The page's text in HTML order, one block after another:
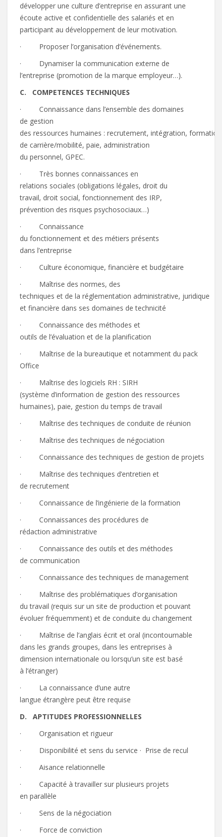
développer une culture d’entreprise en assurant une
écoute active et confidentielle des salariés et en
participant au développement de leur motivation.
· Proposer l’organisation d’événements.
· Dynamiser la communication externe de
l’entreprise (promotion de la marque employeur…).
C.
COMPETENCES TECHNIQUES
· Connaissance dans l’ensemble des domaines
de gestion
des ressources humaines : recrutement, intégration,
de carrière/mobilité, paie, administration
du personnel, GPEC.
· Très bonnes connaissances en
relations sociales (obligations légales, droit du
travail, droit social, fonctionnement des IRP,
prévention des risques psychosociaux…)
· Connaissance
du fonctionnement et des métiers présents
dans l’entreprise
· Culture économique, financière et budgétaire
· Maîtrise des normes, des
techniques et de la réglementation administrative, juridique
et financière dans ses domaines de technicité
· Connaissance des méthodes et
outils de l’évaluation et de la planification
· Maîtrise de la bureautique et notamment du pack
Office
· Maîtrise des logiciels RH : SIRH
(système d’information de gestion des ressources
humaines), paie, gestion du temps de travail
· Maîtrise des techniques de conduite de réunion
· Maîtrise des techniques de négociation
· Connaissance des techniques de gestion de projets
· Maîtrise des techniques d’entretien et
de recrutement
· Connaissance de l’ingénierie de la formation
· Connaissances des procédures de
rédaction administrative
· Connaissance des outils et des méthodes
de communication
· Connaissance des techniques de management
· Maîtrise des problématiques d’organisation
du travail (requis sur un site de production et pouvant
évoluer fréquemment) et de conduite du changement
· Maîtrise de l’anglais écrit et oral (incontournable
dans les grands groupes, dans les entreprises à
dimension internationale ou lorsqu’un site est basé
à l’étranger)
· La connaissance d’une autre
langue étrangère peut être requise
D.
APTITUDES PROFESSIONNELLES
· Organisation et rigueur
· Disponibilité et sens du service · Prise de recul
· Aisance relationnelle
· Capacité à travailler sur plusieurs projets
en parallèle
· Sens de la négociation
· Force de conviction